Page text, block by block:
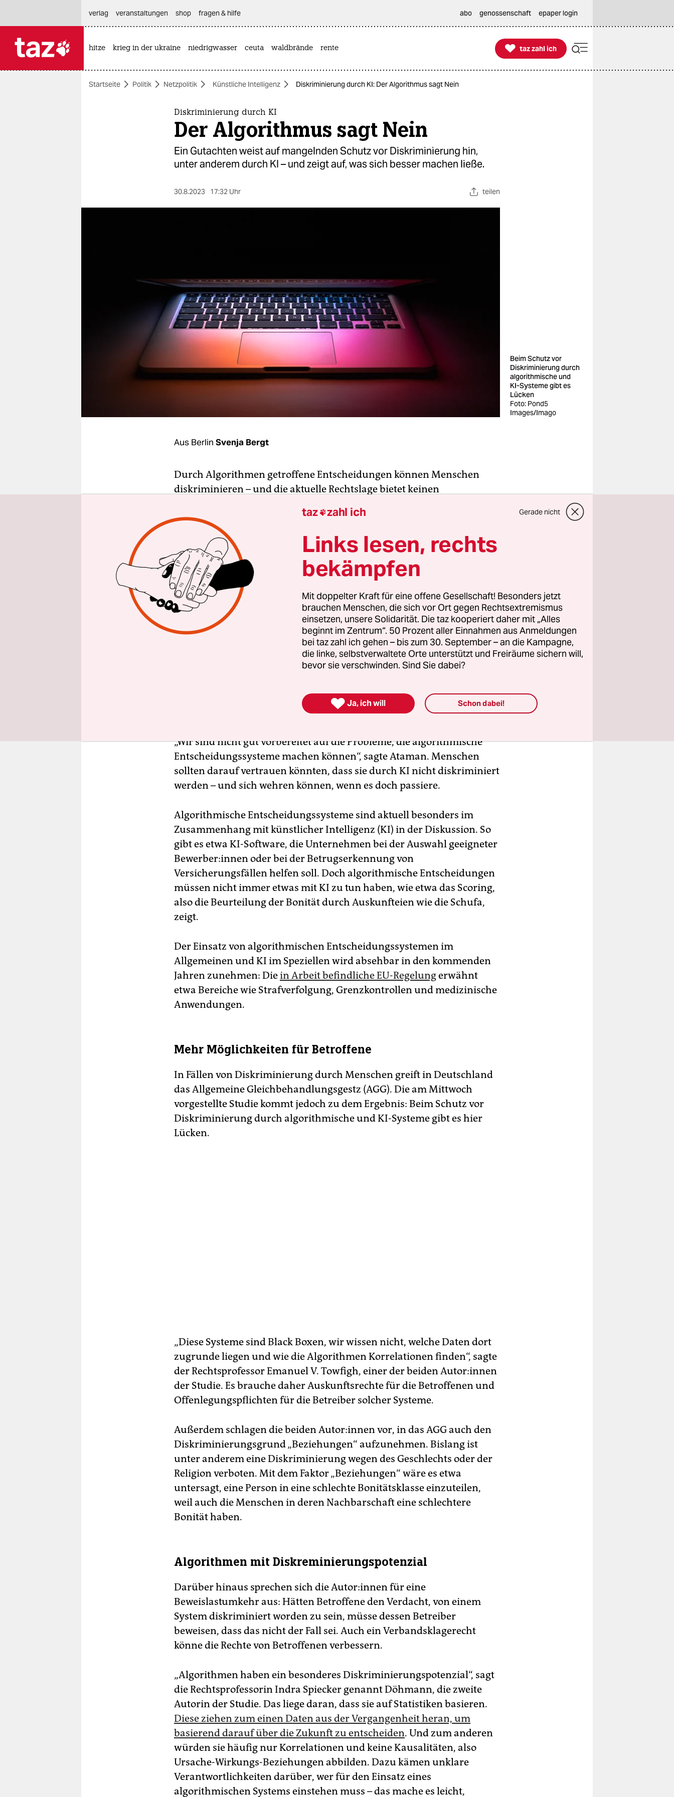
themen
verlag
veranstaltungen shop fragen & hilfe abo genossenschaft epaper login
hitze krieg in der ukraine niedrigwasser ceuta waldbrände rente 
taz zahl ich
taz zahl ich
Startseite Politik Netzpolitik Künstliche Intelligenz Diskriminierung durch KI: Der Algorithmus sagt Nein
Diskriminierung durch KI
Der Algorithmus sagt Nein
Ein Gutachten weist auf mangelnden Schutz vor Diskriminierung hin,
unter anderem durch KI – und zeigt auf, was sich besser machen ließe.
30.8.2023 17:32 Uhr teilen
Beim Schutz vor
Diskriminierung durch
algorithmische und
KI-Systeme gibt es
Lücken
Foto: Pond5
Images/Imago
Aus Berlin Svenja Bergt
Durch Algorithmen getroffene Entscheidungen können Menschen
diskriminieren – und die aktuelle Rechtslage bietet keinen
das die Bundesbeauftragte für Antidiskriminierung, Ferda Ataman,
am Mittwoch vorgestellt hat.
„Wir sind nicht gut vorbereitet auf die Probleme, die algorithmische
Entscheidungssysteme machen können“, sagte Ataman. Menschen
sollten darauf vertrauen könnten, dass sie durch KI nicht diskriminiert
werden – und sich wehren können, wenn es doch passiere.
Algorithmische Entscheidungssysteme sind aktuell besonders im
Zusammenhang mit künstlicher Intelligenz (KI) in der Diskussion. So
gibt es etwa KI-Software, die Unternehmen bei der Auswahl geeigneter
Be­wer­be­r:in­nen oder bei der Betrugserkennung von
Versicherungsfällen helfen soll. Doch algorithmische Entscheidungen
müssen nicht immer etwas mit KI zu tun haben, wie etwa das Scoring,
also die Beurteilung der Bonität durch Auskunfteien wie die Schufa,
zeigt.
Der Einsatz von algorithmischen Entscheidungssystemen im
Allgemeinen und KI im Speziellen wird absehbar in den kommenden
Jahren zunehmen: Diein Arbeit befindliche EU-Regelungerwähnt
etwa Bereiche wie Strafverfolgung, Grenzkontrollen und medizinische
Anwendungen.
Mehr Möglichkeiten für Betroffene
In Fällen von Diskriminierung durch Menschen greift in Deutschland
das Allgemeine Gleichbehandlungsgestz (AGG). Die am Mittwoch
vorgestellte Studie kommt jedoch zu dem Ergebnis: Beim Schutz vor
Diskriminierung durch algorithmische und KI-Systeme gibt es hier
Lücken.
„Diese Systeme sind Black Boxen, wir wissen nicht, welche Daten dort
zugrunde liegen und wie die Algorithmen Korrelationen finden“, sagte
der Rechtsprofessor Emanuel V. Towfigh, einer der beiden Au­to­r:in­nen
der Studie. Es brauche daher Auskunftsrechte für die Betroffenen und
Offenlegungspflichten für die Betreiber solcher Systeme.
Außerdem schlagen die beiden Au­to­r:in­nen vor, in das AGG auch den
Diskriminierungsgrund „Beziehungen“ aufzunehmen. Bislang ist
unter anderem eine Diskriminierung wegen des Geschlechts oder der
Religion verboten. Mit dem Faktor „Beziehungen“ wäre es etwa
untersagt, eine Person in eine schlechte Bonitätsklasse einzuteilen,
weil auch die Menschen in deren Nachbarschaft eine schlechtere
Bonität haben.
Algorithmen mit Diskreminierungspotenzial
Darüber hinaus sprechen sich die Au­to­r:in­nen für eine
Beweislastumkehr aus: Hätten Betroffene den Verdacht, von einem
System diskriminiert worden zu sein, müsse dessen Betreiber
beweisen, dass das nicht der Fall sei. Auch ein Verbandsklagerecht
könne die Rechte von Betroffenen verbessern.
„Algorithmen haben ein besonderes Diskriminierungspotenzial“, sagt
die Rechtsprofessorin Indra Spiecker genannt Döhmann, die zweite
Autorin der Studie. Das liege daran, dass sie auf Statistiken basieren.
Diese ziehen zum einen Daten aus der Vergangenheit heran, um
basierend darauf über die Zukunft zu entscheiden. Und zum anderen
würden sie häufig nur Korrelationen und keine Kausalitäten, also
Ursache-Wirkungs-Beziehungen abbilden. Dazu kämen unklare
Verantwortlichkeiten darüber, wer für den Einsatz eines
algorithmischen Systems einstehen muss – das mache es leicht,
taz zahl ich Gerade nicht
Links lesen, rechts
bekämpfen
Mit doppelter Kraft für eine offene Gesellschaft! Besonders jetzt
brauchen Menschen, die sich vor Ort gegen Rechtsextremismus
einsetzen, unsere Solidarität. Die taz kooperiert daher mit „Alles
beginnt im Zentrum“. 50 Prozent aller Einnahmen aus Anmeldungen
bei taz zahl ich gehen – bis zum 30. September – an die Kampagne,
die linke, selbstverwaltete Orte unterstützt und Freiräume sichern will,
bevor sie verschwinden. Sind Sie dabei?
 Ja, ich will Schon dabei!